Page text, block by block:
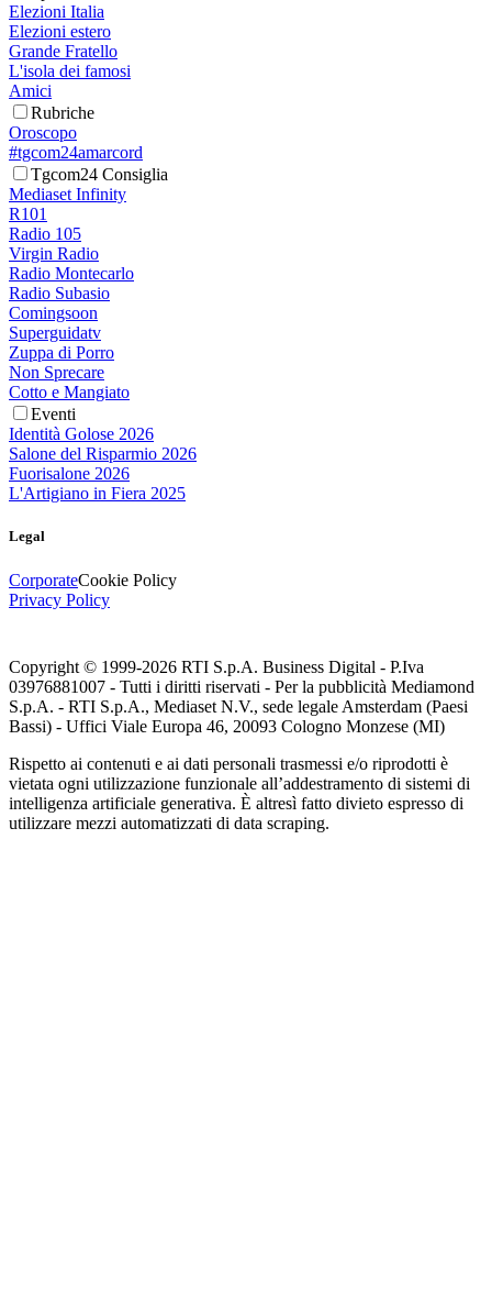
Elezioni Italia
Elezioni estero
Grande Fratello
L'isola dei famosi
Amici
Rubriche
Oroscopo
#tgcom24amarcord
Tgcom24 Consiglia
Mediaset Infinity
R101
Radio 105
Virgin Radio
Radio Montecarlo
Radio Subasio
Comingsoon
Superguidatv
Zuppa di Porro
Non Sprecare
Cotto e Mangiato
Eventi
Identità Golose 2026
Salone del Risparmio 2026
Fuorisalone 2026
L'Artigiano in Fiera 2025
Legal
CorporateCookie Policy
Privacy Policy
Copyright © 1999-2026 RTI S.p.A. Business Digital - P.Iva
03976881007 - Tutti i diritti riservati - Per la pubblicità Mediamond
S.p.A. - RTI S.p.A., Mediaset N.V., sede legale Amsterdam (Paesi
Bassi) - Uffici Viale Europa 46, 20093 Cologno Monzese (MI)
Rispetto ai contenuti e ai dati personali trasmessi e/o riprodotti è
vietata ogni utilizzazione funzionale all’addestramento di sistemi di
intelligenza artificiale generativa. È altresì fatto divieto espresso di
utilizzare mezzi automatizzati di data scraping.